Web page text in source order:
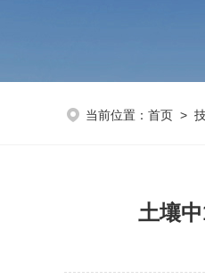
当前位置： 首页 >
土壤